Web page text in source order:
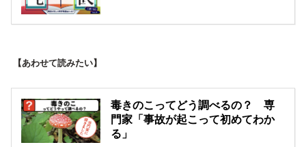
【あわせて読みたい】
毒きのこってどう調べるの？ 専
門家「事故が起こって初めてわか
る」